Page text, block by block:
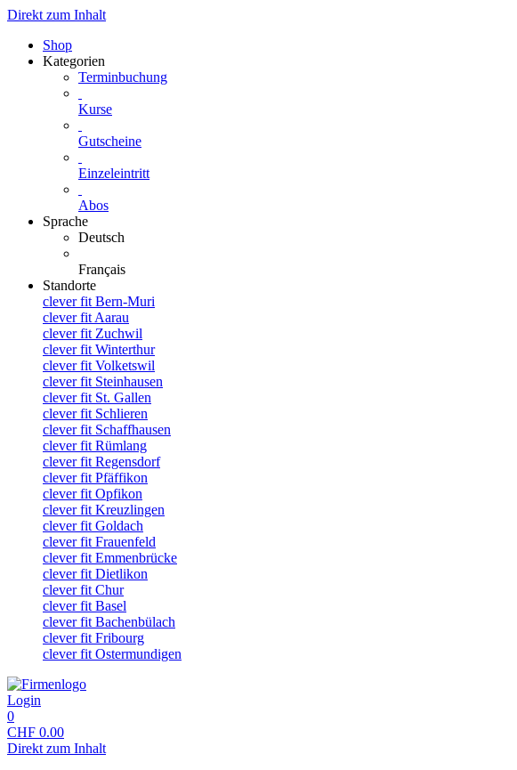
Direkt zum Inhalt
Shop
Kategorien
Terminbuchung
Kurse
Gutscheine
Einzeleintritt
Abos
Sprache
Deutsch
Français
Standorte
clever fit Bern-Muri
clever fit Aarau
clever fit Zuchwil
clever fit Winterthur
clever fit Volketswil
clever fit Steinhausen
clever fit St. Gallen
clever fit Schlieren
clever fit Schaffhausen
clever fit Rümlang
clever fit Regensdorf
clever fit Pfäffikon
clever fit Opfikon
clever fit Kreuzlingen
clever fit Goldach
clever fit Frauenfeld
clever fit Emmenbrücke
clever fit Dietlikon
clever fit Chur
clever fit Basel
clever fit Bachenbülach
clever fit Fribourg
clever fit Ostermundigen
Login
0
CHF 0.00
Direkt zum Inhalt